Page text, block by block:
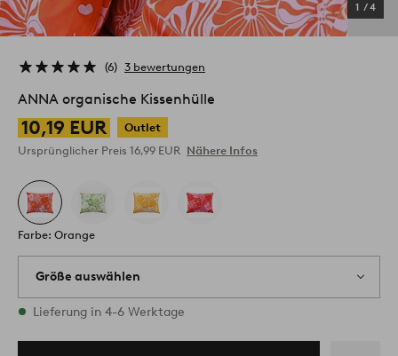
1 /4
6 3 bewertungen
ANNA organische Kissenhülle
10,19 EUR
Outlet
Ursprünglicher Preis 16,99 EUR Nähere Infos
Farbe: Orange
Größe auswählen
1 Größen vorrätig
Lieferung in 4-6 Werktage